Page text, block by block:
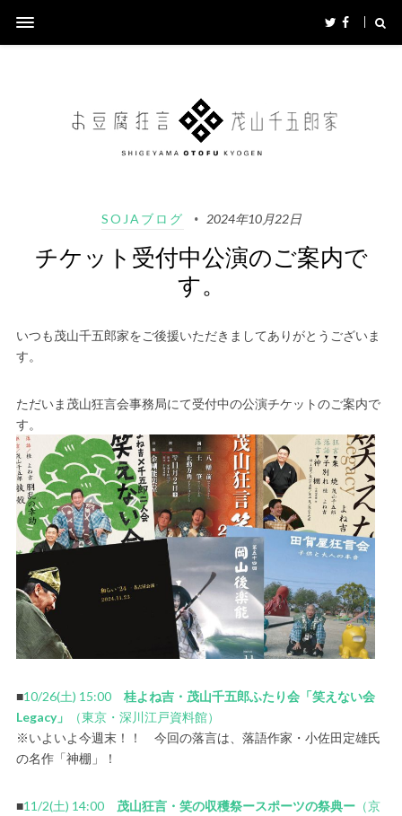
SOJAブログ 2024年10月22日
チケット受付中公演のご案内で
す。
いつも茂山千五郎家をご後援いただきましてありがとうございま
す。
ただいま茂山狂言会事務局にて受付中の公演チケットのご案内で
す。
■10/26(土) 15:00 桂よね吉・茂山千五郎ふたり会「笑えない会
Legacy」
（東京・深川江戸資料館）
※いよいよ今週末！！ 今回の落言は、落語作家・小佐田定雄氏
の名作「神棚」！
■11/2(土) 14:00 茂山狂言・笑の収穫祭ースポーツの祭典ー（京